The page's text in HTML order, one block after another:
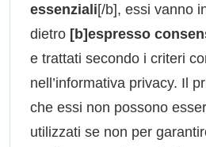
essenziali[/b], essi vanno
dietro [b]espresso
e trattati secondo i criteri
nell’informativa privacy. Il
che essi non possono
utilizzati se non per